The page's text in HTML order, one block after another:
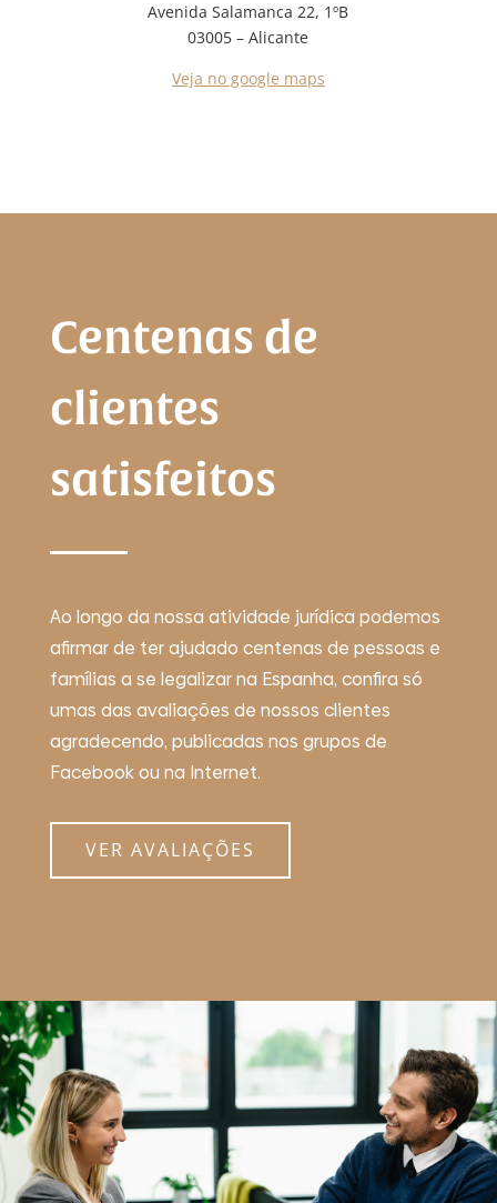
Avenida Salamanca 22, 1ºB
03005 – Alicante
Veja no google maps
Centenas de
clientes
satisfeitos
Ao longo da nossa atividade jurídica podemos
afirmar de ter ajudado centenas de pessoas e
famílias a se legalizar na Espanha, confira só
umas das avaliações de nossos clientes
agradecendo, publicadas nos grupos de
Facebook ou na Internet.
VER AVALIAÇÕES